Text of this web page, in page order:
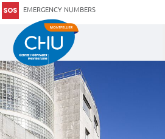
EMERGENCY NUMBERS